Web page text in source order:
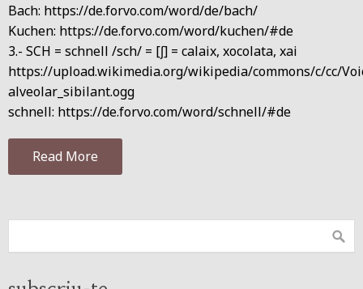
Bach: https://de.forvo.com/word/de/bach/
Kuchen: https://de.forvo.com/word/kuchen/#de
3.- SCH = schnell /sch/ = [ʃ] = calaix, xocolata, xai
https://upload.wikimedia.org/wikipedia/commons/c/cc/
alveolar_sibilant.ogg
schnell: https://de.forvo.com/word/schnell/#de
Read More